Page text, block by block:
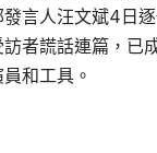
言人汪文斌4日
者謊話連篇，已
和工具。